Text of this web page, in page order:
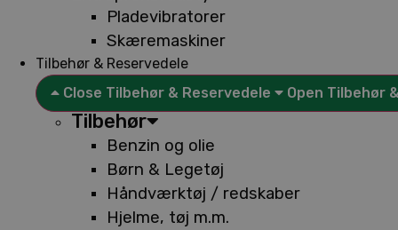
Pladevibratorer
Skæremaskiner
Tilbehør & Reservedele
Close Tilbehør & Reservedele
Open Tilbehør
Tilbehør
Benzin og olie
Børn & Legetøj
Håndværktøj / redskaber
Hjelme, tøj m.m.